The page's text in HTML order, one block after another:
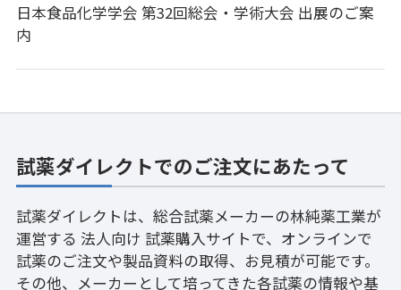
日本食品化学学会 第32回総会・学術大会 出展のご案
内
試薬ダイレクトでのご注文にあたって
試薬ダイレクトは、総合試薬メーカーの林純薬工業が
運営する 法人向け 試薬購入サイトで、オンラインで
試薬のご注文や製品資料の取得、お見積が可能です。
その他、メーカーとして培ってきた各試薬の情報や基